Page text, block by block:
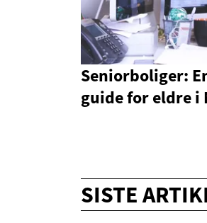
Seniorboliger:
guide for eldre i
SISTE